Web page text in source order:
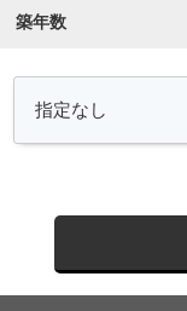
築年数